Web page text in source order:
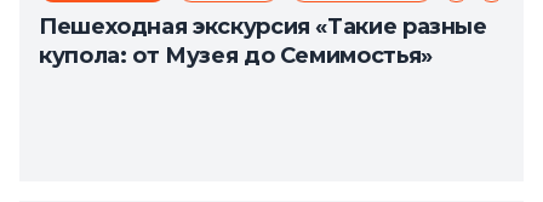
Пешеходная экскурсия «Такие разные
купола: от Музея до Семимостья»